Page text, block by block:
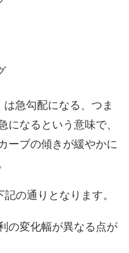
急勾配になる、つま
になるという意味で、
ーブの傾きが緩やかに
の通りとなります。
の変化幅が異なる点が